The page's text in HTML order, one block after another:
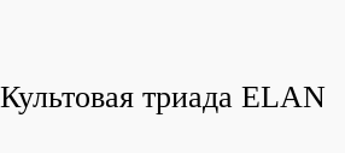
Культовая триада ELAN